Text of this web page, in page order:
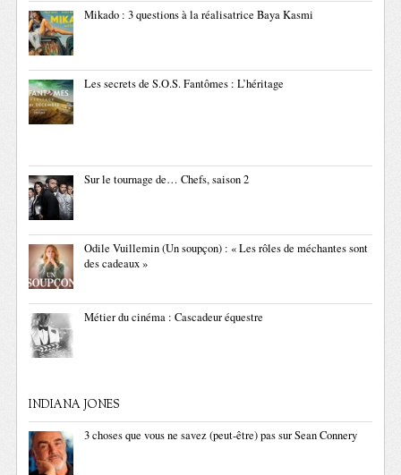
Mikado : 3 questions à la réalisatrice Baya Kasmi
Les secrets de S.O.S. Fantômes : L’héritage
Sur le tournage de… Chefs, saison 2
Odile Vuillemin (Un soupçon) : « Les rôles de méchantes sont
des cadeaux »
Métier du cinéma : Cascadeur équestre
INDIANA JONES
3 choses que vous ne savez (peut-être) pas sur Sean Connery